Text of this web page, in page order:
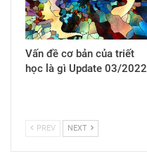
Vấn đề cơ bản của triết
học là gì Update 03/2022
PREV NEXT